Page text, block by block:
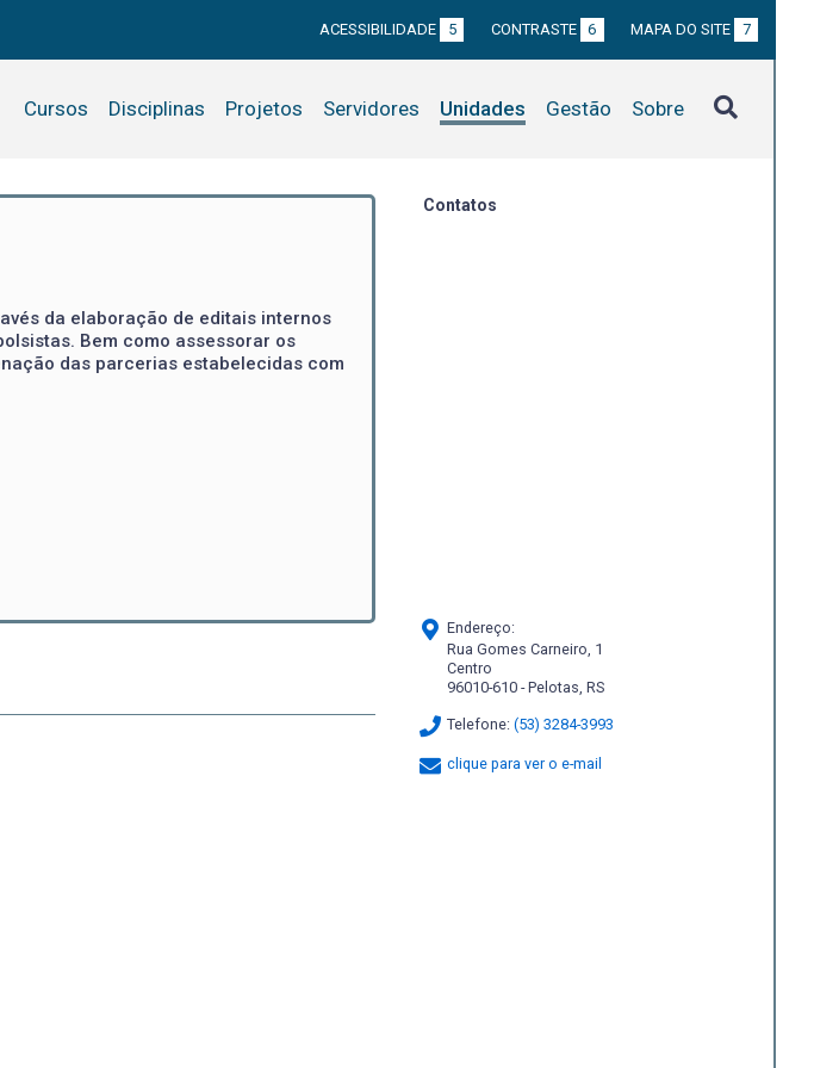
ACESSIBILIDADE 5 CONTRASTE 6 MAPA DO SITE 7
Cursos Disciplinas Projetos Servidores Unidades Gestão Sobre
da elaboração de editais internos
Bem como assessorar os
das parcerias estabelecidas com
Contatos
Endereço:
Rua Gomes Carneiro, 1
Centro
96010-610 - Pelotas, RS
Telefone: (53) 3284-3993
clique para ver o e-mail